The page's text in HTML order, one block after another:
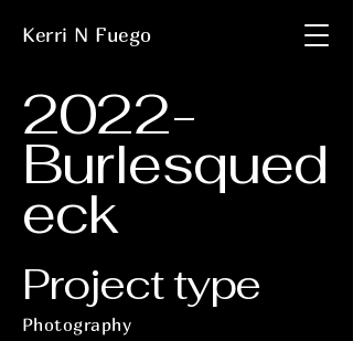
Kerri N Fuego
2022-
Burlesqued
eck
Project type
Photography